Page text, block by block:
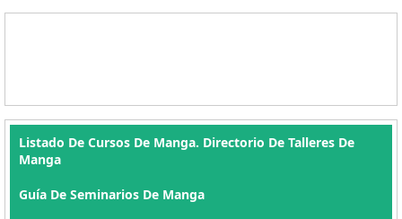
Listado De Cursos De Manga. Directorio De Talleres De
Manga
Guía De Seminarios De Manga